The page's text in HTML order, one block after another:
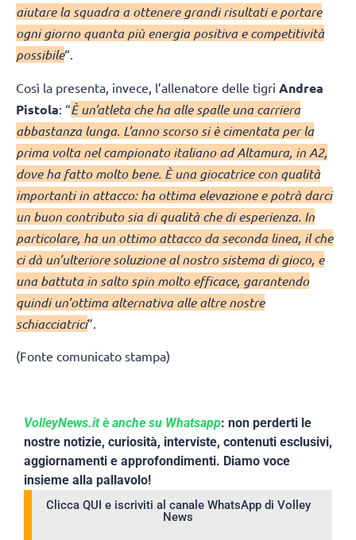
aiutare la squadra a ottenere grandi risultati e portare
ogni giorno quanta più energia positiva e competitività
possibile“.
Così la presenta, invece, l’allenatore delle tigri Andrea
Pistola: “È un’atleta che ha alle spalle una carriera
abbastanza lunga. L’anno scorso si è cimentata per la
prima volta nel campionato italiano ad Altamura, in A2,
dove ha fatto molto bene. È una giocatrice con qualità
importanti in attacco: ha ottima elevazione e potrà darci
un buon contributo sia di qualità che di esperienza. In
particolare, ha un ottimo attacco da seconda linea, il che
ci dà un’ulteriore soluzione al nostro sistema di gioco, e
una battuta in salto spin molto efficace, garantendo
quindi un’ottima alternativa alle altre nostre
schiacciatrici”.
(Fonte comunicato stampa)
VolleyNews.it è anche su Whatsapp: non perderti le
nostre notizie, curiosità, interviste, contenuti esclusivi,
aggiornamenti e approfondimenti. Diamo voce
insieme alla pallavolo!
Clicca QUI e iscriviti al canale WhatsApp di Volley
News